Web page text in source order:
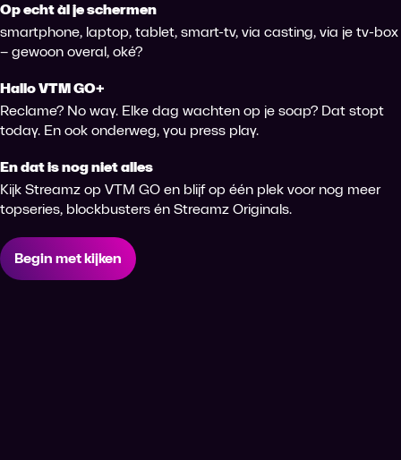
Op echt àl je schermen
smartphone, laptop, tablet, smart-tv, via casting, via je tv-box
– gewoon overal, oké?
Hallo VTM GO+
Reclame? No way. Elke dag wachten op je soap? Dat stopt
today. En ook onderweg, you press play.
En dat is nog niet alles
Kijk Streamz op VTM GO en blijf op één plek voor nog meer
topseries, blockbusters én Streamz Originals.
Begin met kijken